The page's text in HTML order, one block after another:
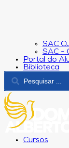
SAC
SAC -
Portal do
Biblioteca
Cursos